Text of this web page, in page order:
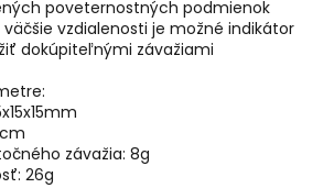
poveternostných podmienok
vzdialenosti je možné indikátor
dokúpiteľnými závažiami
závažia: 8g
26g